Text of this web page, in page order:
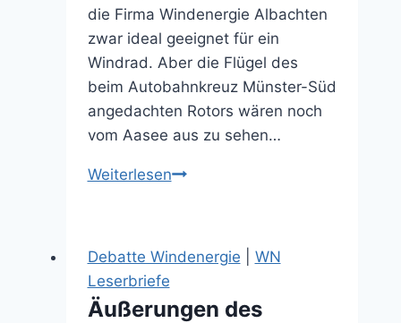
die Firma Windenergie Albachten
zwar ideal geeignet für ein
Windrad. Aber die Flügel des
beim Autobahnkreuz Münster-Süd
angedachten Rotors wären noch
vom Aasee aus zu sehen…
WeiterlesenDer
Horizont
(15.12.2015)
Debatte Windenergie
WN
Leserbriefe
Äußerungen des